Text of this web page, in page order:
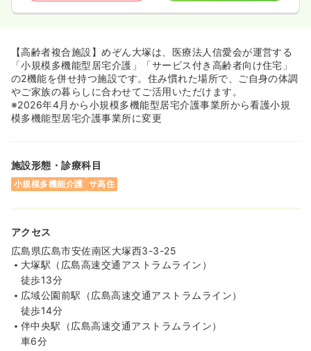
【高齢者複合施設】めぞん大塚は、医療法人信愛会が運営する
「小規模多機能型居宅介護」「サービス付き高齢者向け住宅」
の2機能を併せ持つ施設です。住み慣れた場所で、ご自身の体調
やご家族の暮らしに合わせてご活用いただけます。
※2026年4月から小規模多機能型居宅介護事業所から看護小規
模多機能型居宅介護事業所に変更
施設形態・診療科目
小規模多機能介護 サ高住
アクセス
広島県広島市安佐南区大塚西3-3-25
大塚駅（広島高速交通アストラムライン）
徒歩13分
広域公園前駅（広島高速交通アストラムライン）
徒歩14分
伴中央駅（広島高速交通アストラムライン）
車6分